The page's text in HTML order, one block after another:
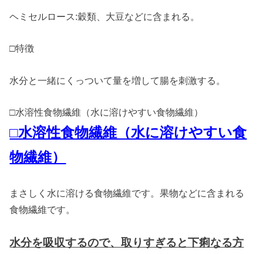
ヘミセルロース:穀類、大豆などに含まれる。
□特徴
水分と一緒にくっついて量を増して腸を刺激する。
□水溶性食物繊維（水に溶けやすい食物繊維）
□水溶性食物繊維（水に溶けやすい食
物繊維）
まさしく水に溶ける食物繊維です。果物などに含まれる
食物繊維です。
水分を吸収するので、取りすぎると下痢なる方